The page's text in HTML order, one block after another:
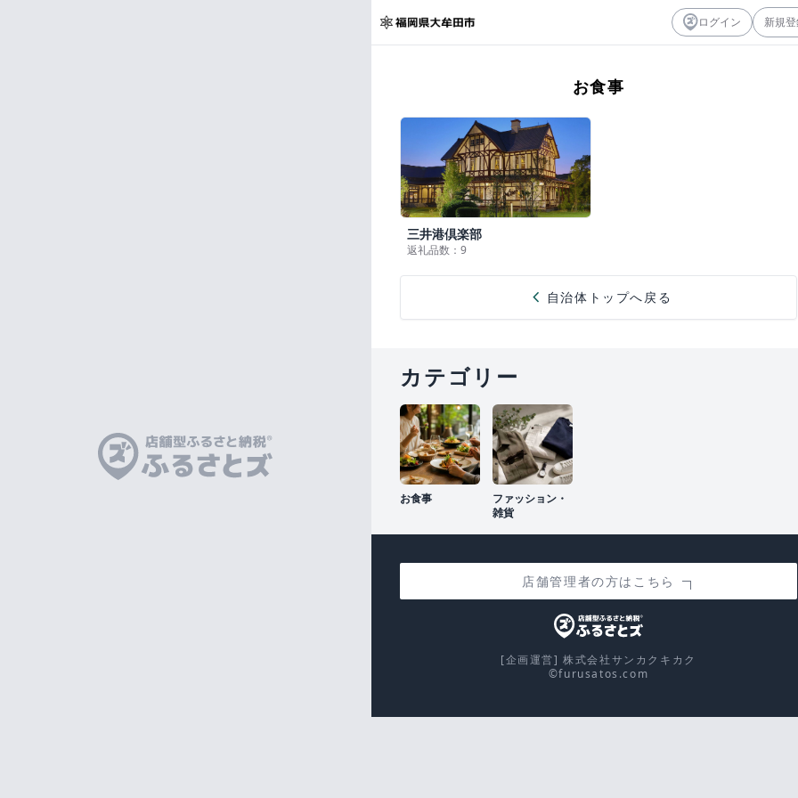
ログイン 新規
お食事
三井港倶楽部
返礼品数：9
chevron_left 自治体トップへ戻る
カテゴリー
お食事
ファッション・
雑貨
店舗管理者の方はこちら
[企画運営] 株式会社サンカクキカク
©furusatos.com